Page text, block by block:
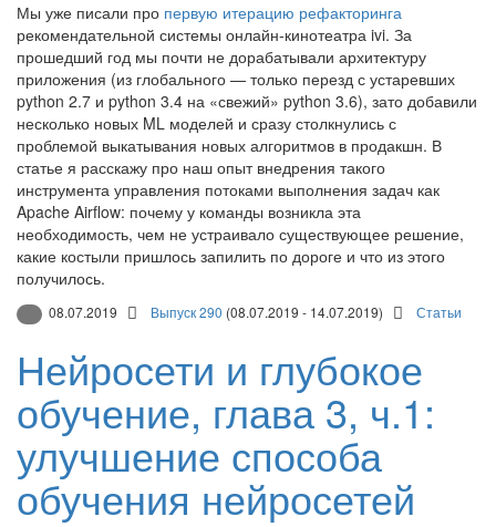
Мы уже писали про первую итерацию рефакторинга
рекомендательной системы онлайн-кинотеатра ivi. За
прошедший год мы почти не дорабатывали архитектуру
приложения (из глобального — только перезд с устаревших
python 2.7 и python 3.4 на «свежий» python 3.6), зато добавили
несколько новых ML моделей и сразу столкнулись с
проблемой выкатывания новых алгоритмов в продакшн. В
статье я расскажу про наш опыт внедрения такого
инструмента управления потоками выполнения задач как
Apache Airflow: почему у команды возникла эта
необходимость, чем не устраивало существующее решение,
какие костыли пришлось запилить по дороге и что из этого
получилось.
08.07.2019 Выпуск 290 (08.07.2019 - 14.07.2019) Статьи
Нейросети и глубокое
обучение, глава 3, ч.1:
улучшение способа
обучения нейросетей